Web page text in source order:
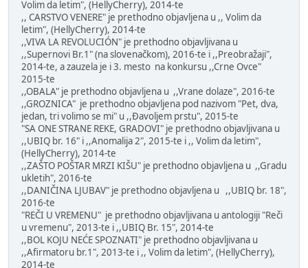
Volim da letim", (HellyCherry), 2014-te
,, CARSTVO VENERE" je prethodno objavljena u ,, Volim da
letim", (HellyCherry), 2014-te
,,VIVA LA REVOLUCIÓN" je prethodno objavljivana u
,,Supernovi Br.1" (na slovenačkom), 2016-te i ,,Preobražaji",
2014-te, a zauzela je i 3. mesto na konkursu ,,Crne Ovce"
2015-te
,,OBALA" je prethodno objavljena u ,,Vrane dolaze", 2016-te
,,GROZNICA" je prethodno objavljena pod nazivom "Pet, dva,
jedan, tri volimo se mi" u ,,Đavoljem prstu", 2015-te
"SA ONE STRANE REKE, GRADOVI" je prethodno objavljivana u
,,UBIQ br. 16" i ,,Anomalija 2", 2015-te i ,, Volim da letim",
(HellyCherry), 2014-te
,,ZAŠTO POŠTAR MRZI KIŠU" je prethodno objavljena u ,,Gradu
ukletih", 2016-te
,,DANIČINA LJUBAV" je prethodno objavljena u ,,UBIQ br. 18",
2016-te
"REČI U VREMENU" je prethodno objavljivana u antologiji "Reči
u vremenu", 2013-te i ,,UBIQ Br. 15", 2014-te
,,BOL KOJU NEĆE SPOZNATI" je prethodno objavljivana u
,,Afirmatoru br.1", 2013-te i ,, Volim da letim", (HellyCherry),
2014-te